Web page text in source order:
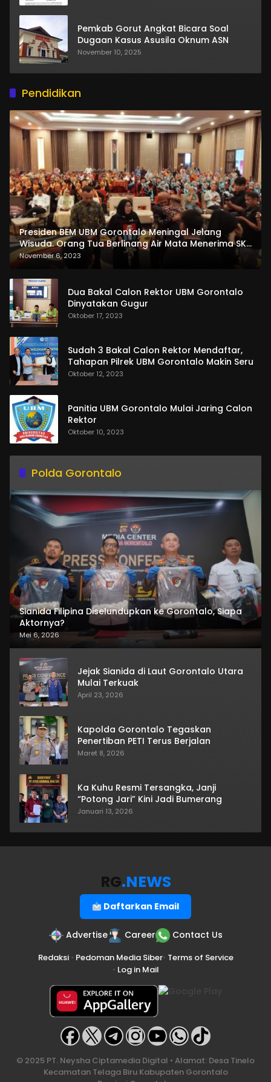
Pemkab Gorut Angkat Bicara Soal
Dugaan Kasus Asusila Oknum ASN
November 10, 2025
Pendidikan
Presiden BEM UBM Gorontalo Meningal Jelang
Wisuda. Orang Tua Berlinang Air Mata Menerima SKL
dan Pemasangan Salempang
November 6, 2023
Dua Bakal Calon Rektor UBM Gorontalo
Dinyatakan Gugur
Oktober 17, 2023
Sudah 3 Bakal Calon Rektor Mendaftar,
Tahapan Pilrek UBM Gorontalo Makin Seru
Oktober 12, 2023
Panitia UBM Gorontalo Mulai Jaring Calon
Rektor
Oktober 10, 2023
Polda Gorontalo
Sianida Filipina Diselundupkan ke Gorontalo, Siapa
Aktornya?
Mei 6, 2026
Jejak Sianida di Laut Gorontalo Utara
Mulai Terkuak
April 23, 2026
Kapolda Gorontalo Tegaskan
Penertiban PETI Terus Berjalan
Maret 8, 2026
Ka Kuhu Resmi Tersangka, Janji
“Potong Jari” Kini Jadi Bumerang
Januari 13, 2026
RG.NEWS
Daftarkan Email
Advertise Career Contact Us
Redaksi• Pedoman Media Siber• Terms of Service
• Log in Mail
© 2025 PT. Neysha Ciptamedia Digital • Alamat: Desa Tinelo
Kecamatan Telaga Biru Kabupaten Gorontalo